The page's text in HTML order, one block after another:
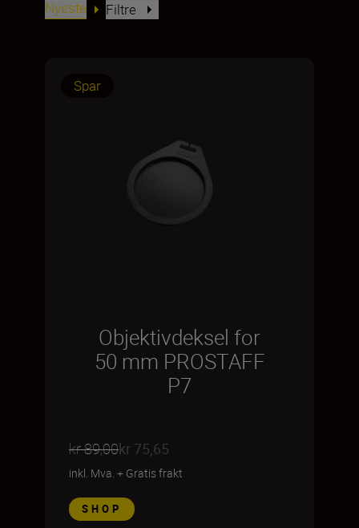
Nyeste Filtre
Spar
Objektivdeksel for
50 mm PROSTAFF
P7
kr 89,00kr 75,65
inkl. Mva. + Gratis frakt
SHOP